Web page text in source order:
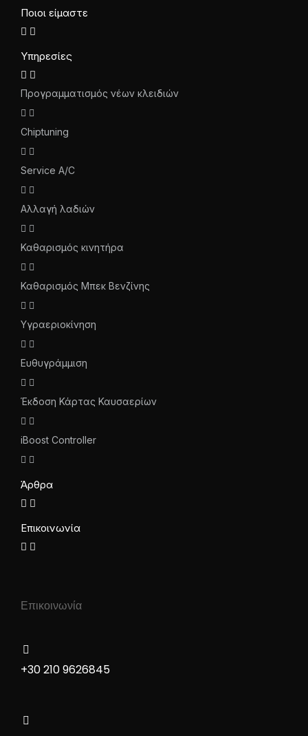
Ποιοι είμαστε
Υπηρεσίες
Προγραμματισμός νέων κλειδιών
Chiptuning
Service A/C
Αλλαγή λαδιών
Καθαρισμός κινητήρα
Καθαρισμός Μπεκ Βενζίνης
Υγραεριοκίνηση
Ευθυγράμμιση
Έκδοση Κάρτας Καυσαερίων
iBoost Controller
Άρθρα
Επικοινωνία
Επικοινωνία
+30 210 9626845